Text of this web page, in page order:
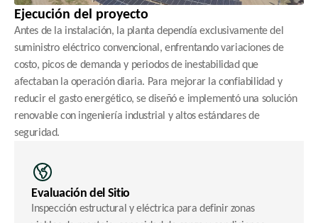
Ejecución del proyecto
Antes de la instalación, la planta dependía exclusivamente del
suministro eléctrico convencional, enfrentando variaciones de
costo, picos de demanda y periodos de inestabilidad que
afectaban la operación diaria. Para mejorar la confiabilidad y
reducir el gasto energético, se diseñó e implementó una solución
renovable con ingeniería industrial y altos estándares de
seguridad.
Evaluación del Sitio
Inspección estructural y eléctrica para definir zonas